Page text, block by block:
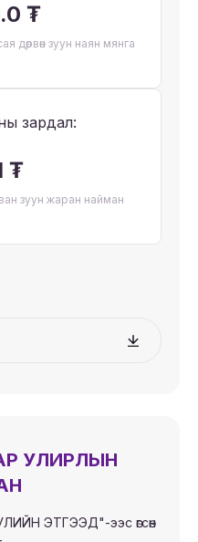
₮
дөрвөн зуун наян мянга
зардал:
₮
зуун жаран найман
УЛИРЛЫН
ЭТГЭЭД"-ээс өгсөн